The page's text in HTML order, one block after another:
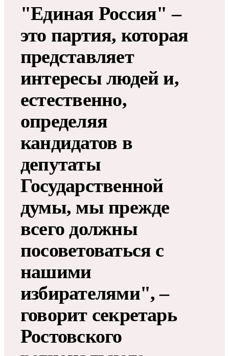
"Единая Россия" –
это партия, которая
представляет
интересы людей и,
естественно,
определяя
кандидатов в
депутаты
Государственной
думы, мы прежде
всего должны
посоветоваться с
нашими
избирателями", –
говорит секретарь
Ростовского